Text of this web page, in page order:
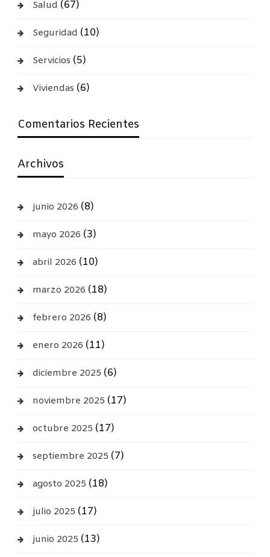
Salud (67)
Seguridad (10)
Servicios (5)
Viviendas (6)
Comentarios Recientes
Archivos
junio 2026 (8)
mayo 2026 (3)
abril 2026 (10)
marzo 2026 (18)
febrero 2026 (8)
enero 2026 (11)
diciembre 2025 (6)
noviembre 2025 (17)
octubre 2025 (17)
septiembre 2025 (7)
agosto 2025 (18)
julio 2025 (17)
junio 2025 (13)